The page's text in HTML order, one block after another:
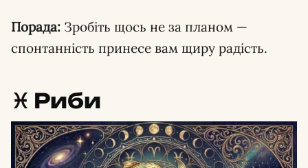
Порада: Зробіть щось не за планом —
спонтанність принесе вам щиру радість.
♓️ Риби